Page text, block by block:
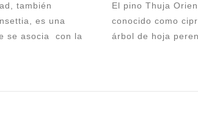
también
es una
se asocia con la
El pino Thuja
conocido como
árbol de hoja